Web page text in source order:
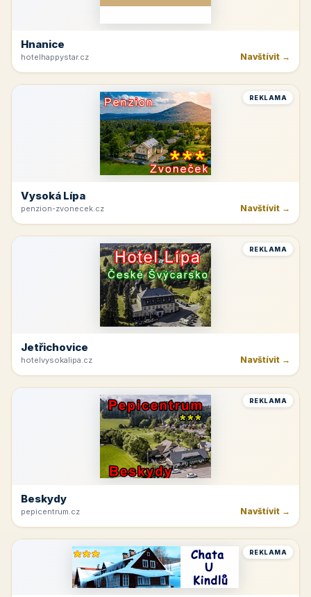
Hnanice
hotelhappystar.cz Navštívit →
REKLAMA
Vysoká Lípa
penzion-zvonecek.cz Navštívit →
REKLAMA
Jetřichovice
hotelvysokalipa.cz Navštívit →
REKLAMA
Beskydy
pepicentrum.cz Navštívit →
REKLAMA